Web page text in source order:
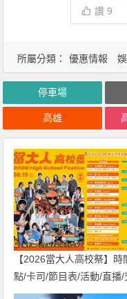
讚9
所屬分類： 優惠情報
停車場
高雄
【2026當大人高校祭】時
點/卡司/節目表/活動/直播/
通，免費入場！